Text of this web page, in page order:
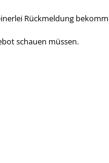
Rückmeldung
schauen müssen.